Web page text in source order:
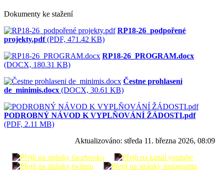
Dokumenty ke stažení
RP18-26_podpořené
projekty.pdf(PDF, 471.42 KB)
RP18-26_PROGRAM.docx
(DOCX, 180.31 KB)
Čestne prohlaseni
de_minimis.docx (DOCX, 30.61 KB)
PODROBNÝ NÁVOD K VYPLŇOVÁNÍ ŽÁDOSTI.pdf
(PDF, 2.11 MB)
Aktualizováno: středa 11. března 2026, 08:09